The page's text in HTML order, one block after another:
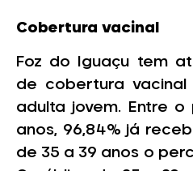
Cobertura vacinal
Foz do Iguaçu tem
de cobertura
adulta jovem. Entre
anos, 96,84% já
de 35 a 39 anos o